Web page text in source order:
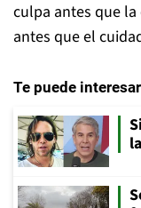
culpa antes que
antes que el
Te puede interesar